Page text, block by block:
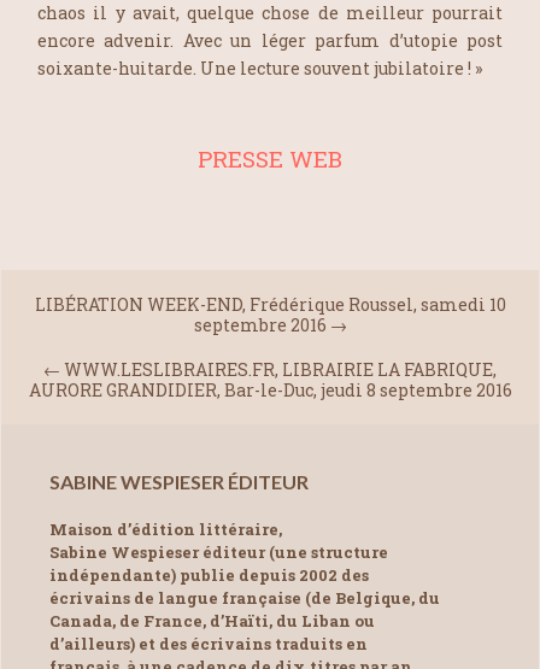
chaos il y avait, quelque chose de meilleur pourrait
encore advenir. Avec un léger parfum d’utopie post
soixante-huitarde. Une lecture souvent jubilatoire ! »
PRESSE WEB
LIBÉRATION WEEK-END, Frédérique Roussel, samedi 10
septembre 2016 →
← WWW.LESLIBRAIRES.FR, LIBRAIRIE LA FABRIQUE,
AURORE GRANDIDIER, Bar-le-Duc, jeudi 8 septembre 2016
SABINE WESPIESER ÉDITEUR
Maison d’édition littéraire,
Sabine Wespieser éditeur (une structure
indépendante) publie depuis 2002 des
écrivains de langue française (de Belgique, du
Canada, de France, d’Haïti, du Liban ou
d’ailleurs) et des écrivains traduits en